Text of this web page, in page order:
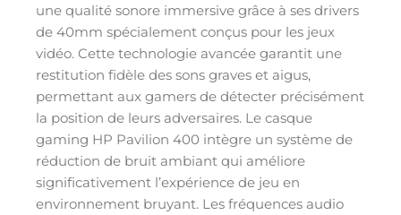
une qualité sonore immersive grâce à ses drivers
de 40mm spécialement conçus pour les jeux
vidéo. Cette technologie avancée garantit une
restitution fidèle des sons graves et aigus,
permettant aux gamers de détecter précisément
la position de leurs adversaires. Le casque
gaming HP Pavilion 400 intègre un système de
réduction de bruit ambiant qui améliore
significativement l’expérience de jeu en
environnement bruyant. Les fréquences audio